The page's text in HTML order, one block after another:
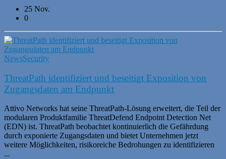
25 Nov.
0
NewsSecurity
ThreatPath identifiziert und beseitigt Exposition von
Zugangsdaten am Endpunkt
Attivo Networks hat seine ThreatPath-Lösung erweitert, die Teil der
modularen Produktfamilie ThreatDefend Endpoint Detection Net
(EDN) ist. ThreatPath beobachtet kontinuierlich die Gefährdung
durch exponierte Zugangsdaten und bietet Unternehmen jetzt
weitere Möglichkeiten, risikoreiche Bedrohungen zu identifizieren
...